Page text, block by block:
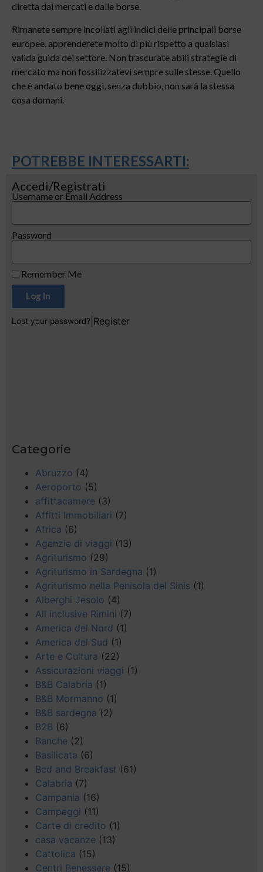
diretta dai mercati e dalle borse.
Rimanete sempre incollati agli indici delle principali borse
europee, apprenderete molto di più rispetto a qualsiasi
valida guida del settore. Non trascurate abili strategie di
mercato ma non fossilizzatevi sempre sulle stesse. Quello
che è andato bene oggi, senza dubbio, non sarà la stessa
cosa domani.
POTREBBE INTERESSARTI:
Accedi/Registrati
Username or Email Address
Password
Remember Me
Log In
Lost your password? Register
Categorie
Abruzzo (4)
Aeroporto (5)
affittacamere (3)
Affitti Immobiliari (7)
Africa (6)
Agenzie di viaggi (13)
Agriturismo (29)
Agriturismo in Sardegna (1)
Agriturismo nella Penisola del Sinis (1)
Alberghi Jesolo (4)
All inclusive Rimini (7)
America del Nord (1)
America del Sud (1)
Arte e Cultura (22)
Assicurazioni viaggi (1)
B&B Calabria (1)
B&B Mormanno (1)
B&B sardegna (2)
B2B (6)
Banche (2)
Basilicata (6)
Bed and Breakfast (61)
Calabria (7)
Campania (16)
Campeggi (11)
Carte di credito (1)
casa vacanze (13)
Cattolica (15)
Centri Benessere (15)